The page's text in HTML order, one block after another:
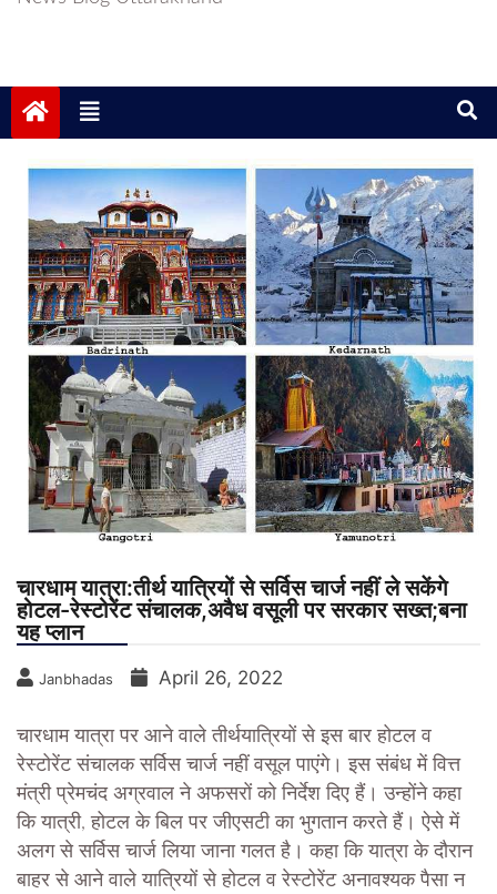
चारधाम यात्रा:तीर्थ यात्रियों से सर्विस चार्ज नहीं ले सकेंगे
होटल-रेस्टोरेंट संचालक,अवैध वसूली पर सरकार सख्त;बना
यह प्लान
Janbhadas April 26, 2022
चारधाम यात्रा पर आने वाले तीर्थयात्रियों से इस बार होटल व
रेस्टोरेंट संचालक सर्विस चार्ज नहीं वसूल पाएंगे। इस संबंध में वित्त
मंत्री प्रेमचंद अग्रवाल ने अफसरों को निर्देश दिए हैं। उन्होंने कहा
कि यात्री, होटल के बिल पर जीएसटी का भुगतान करते हैं। ऐसे में
अलग से सर्विस चार्ज लिया जाना गलत है। कहा कि यात्रा के दौरान
बाहर से आने वाले यात्रियों से होटल व रेस्टोरेंट अनावश्यक पैसा न